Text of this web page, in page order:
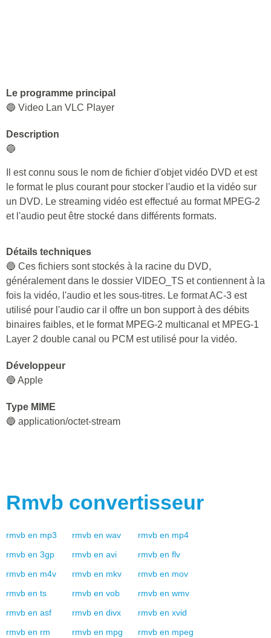
Le programme principal
🔵 Video Lan VLC Player
Description
🔵
Il est connu sous le nom de fichier d'objet vidéo DVD et est
le format le plus courant pour stocker l'audio et la vidéo sur
un DVD. Le streaming vidéo est effectué au format MPEG-2
et l'audio peut être stocké dans différents formats.
Détails techniques
🔵 Ces fichiers sont stockés à la racine du DVD,
généralement dans le dossier VIDEO_TS et contiennent à la
fois la vidéo, l'audio et les sous-titres. Le format AC-3 est
utilisé pour l'audio car il offre un bon support à des débits
binaires faibles, et le format MPEG-2 multicanal et MPEG-1
Layer 2 double canal ou PCM est utilisé pour la vidéo.
Développeur
🔵 Apple
Type MIME
🔵 application/octet-stream
Rmvb convertisseur
rmvb en mp3 rmvb en wav rmvb en mp4
rmvb en 3gp rmvb en avi rmvb en flv
rmvb en m4v rmvb en mkv rmvb en mov
rmvb en ts rmvb en vob rmvb en wmv
rmvb en asf rmvb en divx rmvb en xvid
rmvb en rm rmvb en mpg rmvb en mpeg